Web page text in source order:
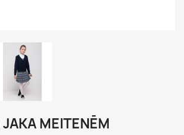
MEITENĒM